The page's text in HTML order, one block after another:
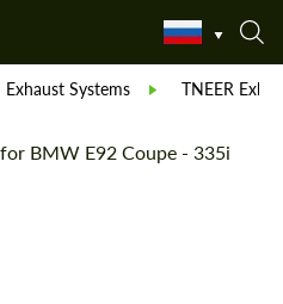
Exhaust Systems TNEER